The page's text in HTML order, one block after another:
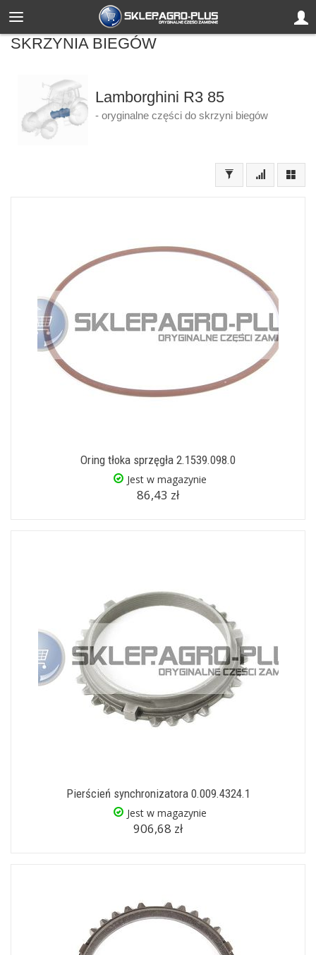
SKRZYNIA BIEGÓW
Lamborghini R3 85
- oryginalne części do skrzyni biegów
Oring tłoka sprzęgła 2.1539.098.0
Jest w magazynie
86,43 zł
Pierścień synchronizatora 0.009.4324.1
Jest w magazynie
906,68 zł